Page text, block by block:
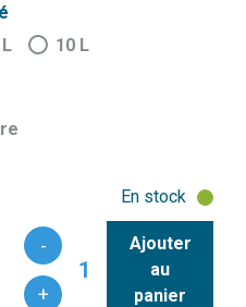
10 L
En stock
Ajouter
au
panier
-
+
1